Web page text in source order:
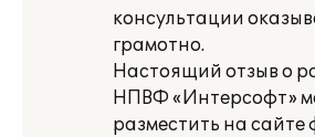
консультации
грамотно.
Настоящий отзыв о
НПВФ «Интерсофт»
разместить на